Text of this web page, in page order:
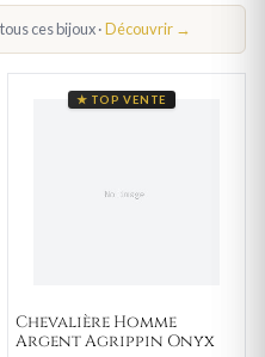
ces bijoux ·Découvrir →
★ TOP VENTE
Chevalière Homme
Argent Agrippin Onyx